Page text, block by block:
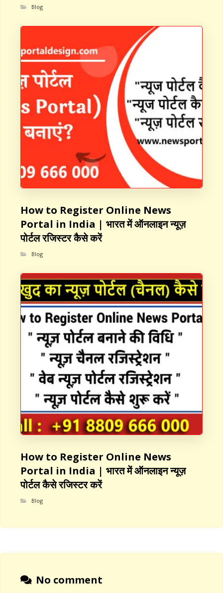
Blog
How to Register Online News
Portal in India | भारत में ऑनलाइन न्यूज़
पोर्टल रजिस्टर कैसे करें
Blog
How to Register Online News
Portal in India | भारत में ऑनलाइन न्यूज़
पोर्टल कैसे रजिस्टर करें
Blog
No comment